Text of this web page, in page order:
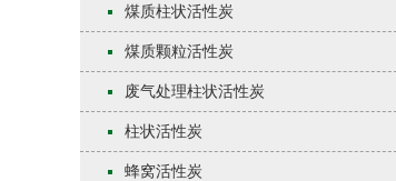
煤质柱状活性炭
煤质颗粒活性炭
废气处理柱状活性炭
柱状活性炭​
蜂窝活性炭